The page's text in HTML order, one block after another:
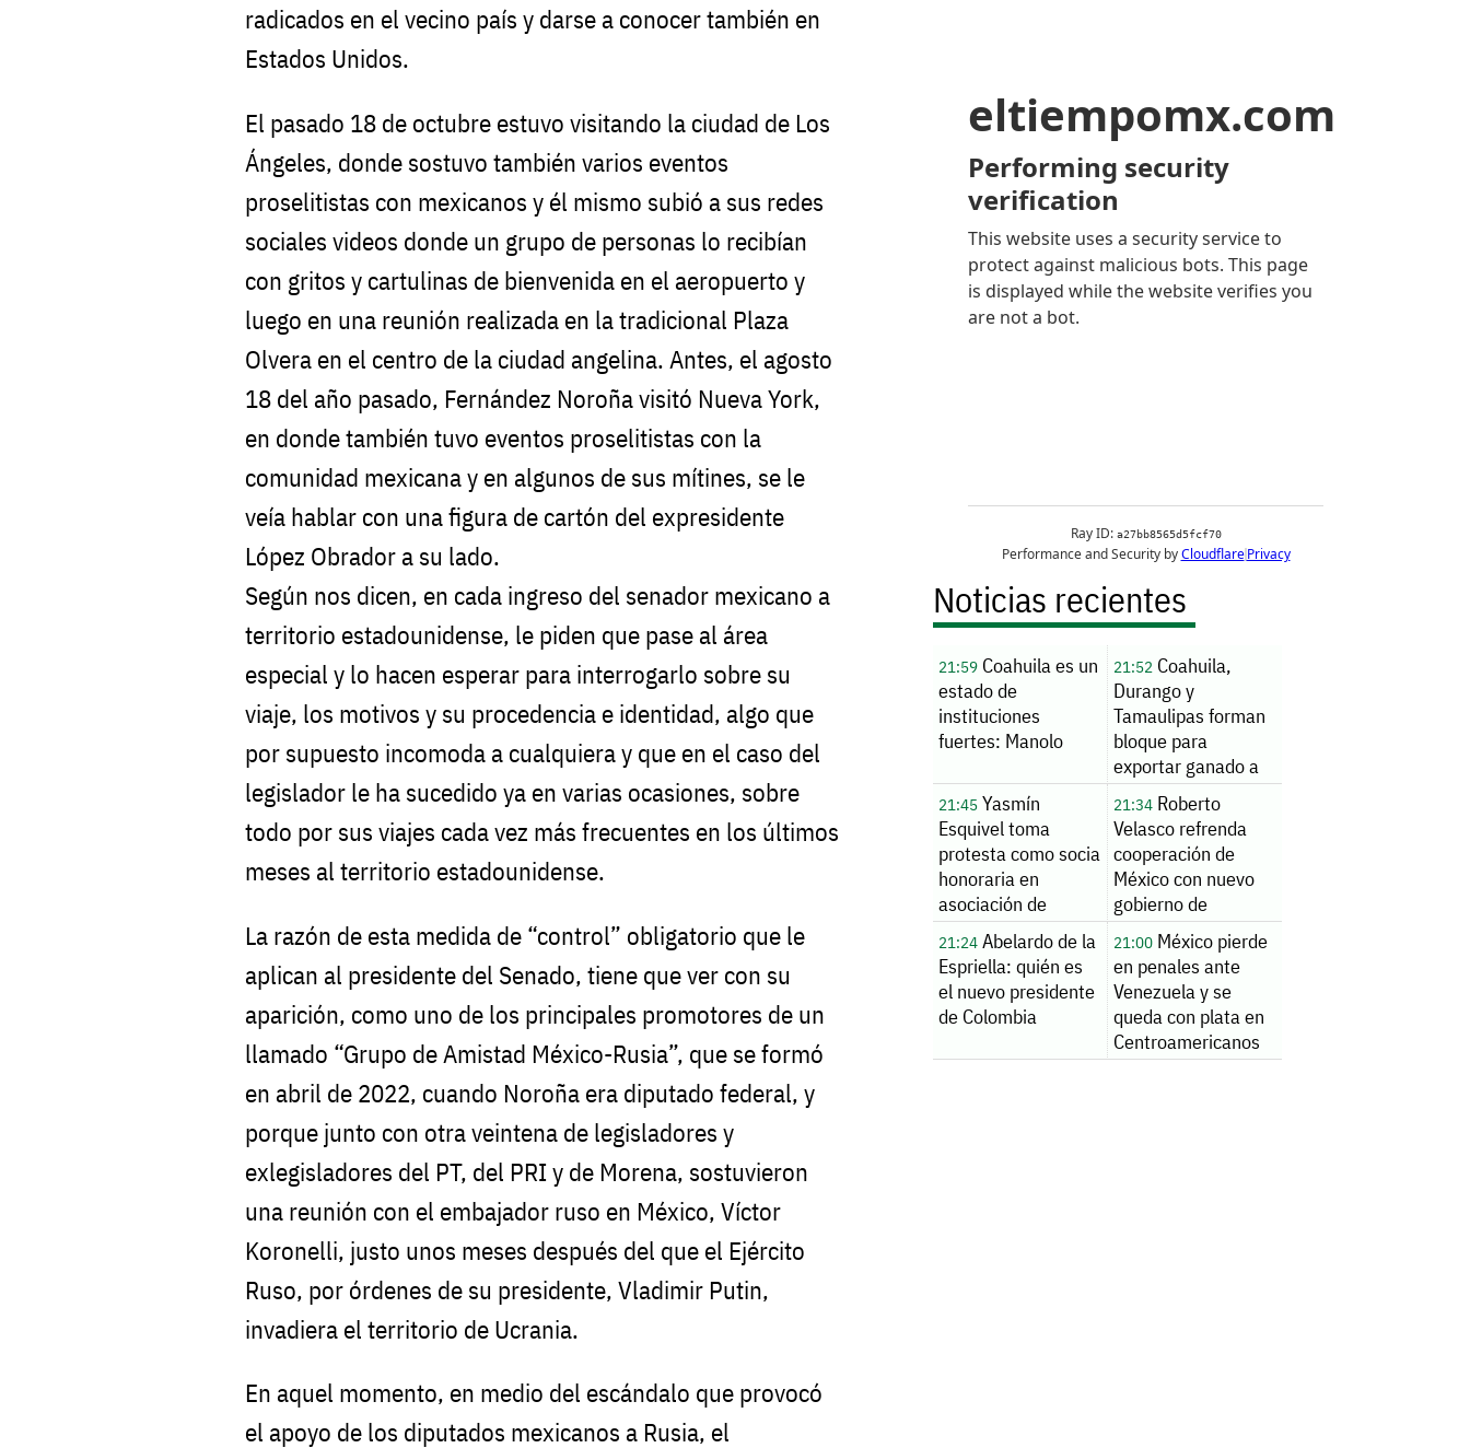
radicados en el vecino país y darse a conocer también en
Estados Unidos.
El pasado 18 de octubre estuvo visitando la ciudad de Los
Ángeles, donde sostuvo también varios eventos
proselitistas con mexicanos y él mismo subió a sus redes
sociales videos donde un grupo de personas lo recibían
con gritos y cartulinas de bienvenida en el aeropuerto y
luego en una reunión realizada en la tradicional Plaza
Olvera en el centro de la ciudad angelina. Antes, el agosto
18 del año pasado, Fernández Noroña visitó Nueva York,
en donde también tuvo eventos proselitistas con la
comunidad mexicana y en algunos de sus mítines, se le
veía hablar con una figura de cartón del expresidente
López Obrador a su lado.
Según nos dicen, en cada ingreso del senador mexicano a
territorio estadounidense, le piden que pase al área
especial y lo hacen esperar para interrogarlo sobre su
viaje, los motivos y su procedencia e identidad, algo que
por supuesto incomoda a cualquiera y que en el caso del
legislador le ha sucedido ya en varias ocasiones, sobre
todo por sus viajes cada vez más frecuentes en los últimos
meses al territorio estadounidense.
La razón de esta medida de “control” obligatorio que le
aplican al presidente del Senado, tiene que ver con su
aparición, como uno de los principales promotores de un
llamado “Grupo de Amistad México-Rusia”, que se formó
en abril de 2022, cuando Noroña era diputado federal, y
porque junto con otra veintena de legisladores y
exlegisladores del PT, del PRI y de Morena, sostuvieron
una reunión con el embajador ruso en México, Víctor
Koronelli, justo unos meses después del que el Ejército
Ruso, por órdenes de su presidente, Vladimir Putin,
invadiera el territorio de Ucrania.
En aquel momento, en medio del escándalo que provocó
el apoyo de los diputados mexicanos a Rusia, el
Noticias recientes
21:59 Coahuila es un
estado de
instituciones
fuertes: Manolo
21:52Coahuila,
Durango y
Tamaulipas forman
bloque para
exportar ganado a
EU
21:45 Yasmín
Esquivel toma
protesta como socia
honoraria en
asociación de
Coahuila
21:34Roberto
Velasco refrenda
cooperación de
México con nuevo
gobierno de
Colombia
21:24 Abelardo de la
Espriella: quién es
el nuevo presidente
de Colombia
21:00México pierde
en penales ante
Venezuela y se
queda con plata en
Centroamericanos